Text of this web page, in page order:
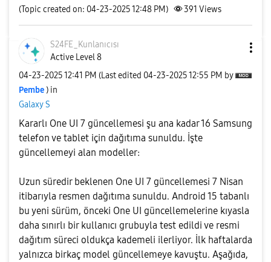
(Topic created on: 04-23-2025 12:48 PM) 391 Views
S24FE_Kunlanıcısı
Active Level 8
‎04-23-202512:41 PM (Last edited ‎04-23-202512:55 PM by
Pembe ) in
Galaxy S
Kararlı One UI 7 güncellemesi şu ana kadar 16 Samsung
telefon ve tablet için dağıtıma sunuldu. İşte
güncellemeyi alan modeller:
Uzun süredir beklenen One UI 7 güncellemesi 7 Nisan
itibarıyla resmen dağıtıma sunuldu. Android 15 tabanlı
bu yeni sürüm, önceki One UI güncellemelerine kıyasla
daha sınırlı bir kullanıcı grubuyla test edildi ve resmi
dağıtım süreci oldukça kademeli ilerliyor. İlk haftalarda
yalnızca birkaç model güncellemeye kavuştu. Aşağıda,